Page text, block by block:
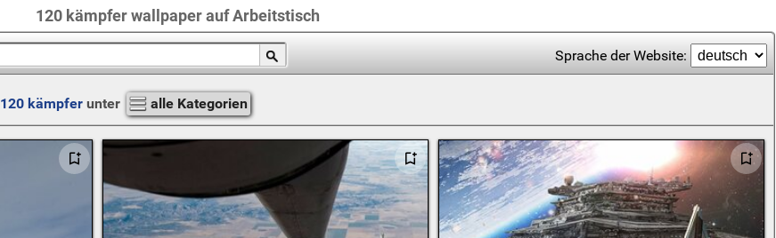
120 kämpfer wallpaper auf Arbeitstisch
Sprache der Website:
120 kämpferunter alle Kategorien